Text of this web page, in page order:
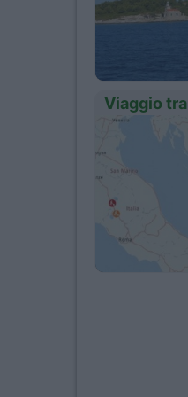
Viaggio